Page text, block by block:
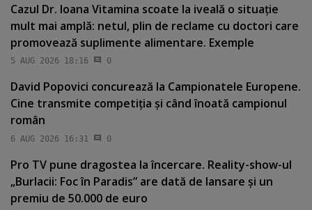
Cazul Dr. Ioana Vitamina scoate la iveală o situaţie
mult mai amplă: netul, plin de reclame cu doctori care
promovează suplimente alimentare. Exemple
5 AUG 2026 18:16 0
David Popovici concurează la Campionatele Europene.
Cine transmite competiţia şi când înoată campionul
român
6 AUG 2026 16:31 0
Pro TV pune dragostea la încercare. Reality-show-ul
„Burlacii: Foc în Paradis” are dată de lansare şi un
premiu de 50.000 de euro